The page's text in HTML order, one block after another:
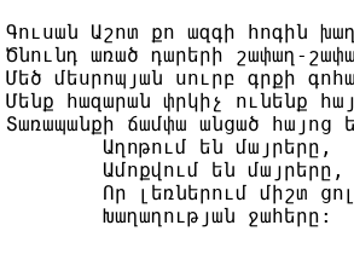
Գուսան Աշոտ քո ազգի հոգին
Ծնունդ առած դարերի շափաղ-
Մեծ մեսրոպյան սուրբ գրքի
Մենք հազարան փրկիչ ունենք
Տառապանքի ճամփա անցած հայոց